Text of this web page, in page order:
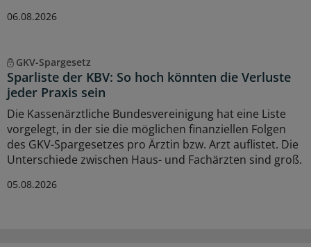
06.08.2026
GKV-Spargesetz
Sparliste der KBV: So hoch könnten die Verluste
jeder Praxis sein
Die Kassenärztliche Bundesvereinigung hat eine Liste
vorgelegt, in der sie die möglichen finanziellen Folgen
des GKV-Spargesetzes pro Ärztin bzw. Arzt auflistet. Die
Unterschiede zwischen Haus- und Fachärzten sind groß.
05.08.2026